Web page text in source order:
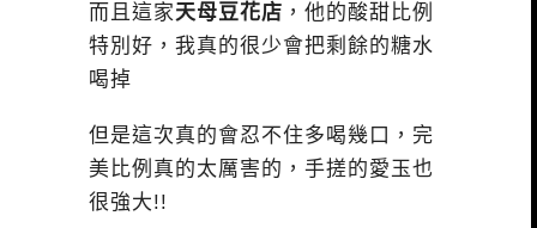
而且這家天母豆花店 ，他的酸甜比例
特別好，我真的很少會把剩餘的糖水
喝掉
但是這次真的會忍不住多喝幾口，完
美比例真的太厲害的，手搓的愛玉也
很強大!!